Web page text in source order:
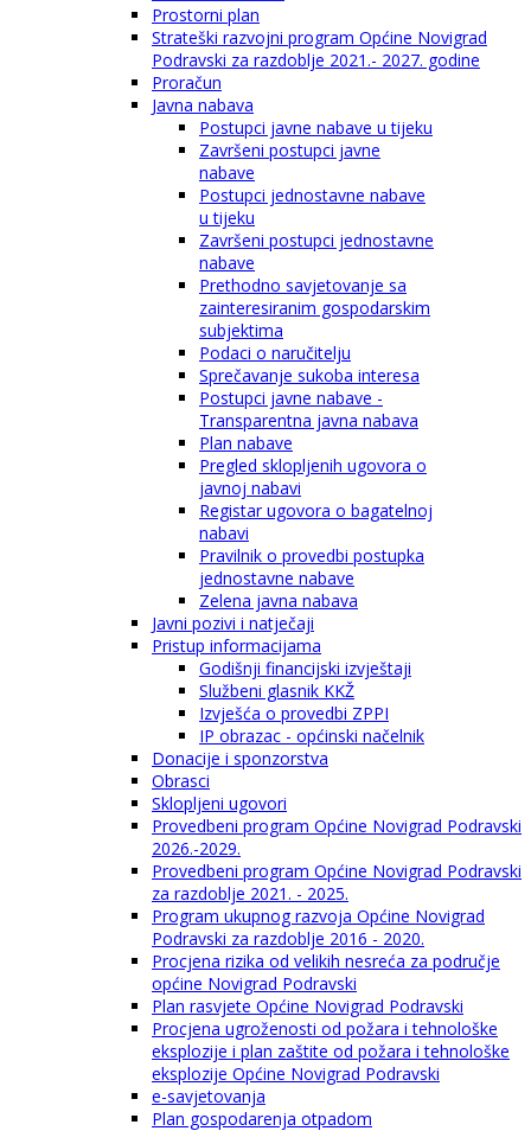
Prostorni plan
Strateški razvojni program Općine Novigrad
Podravski za razdoblje 2021.- 2027. godine
Proračun
Javna nabava
Postupci javne nabave u tijeku
Završeni postupci javne
nabave
Postupci jednostavne nabave
u tijeku
Završeni postupci jednostavne
nabave
Prethodno savjetovanje sa
zainteresiranim gospodarskim
subjektima
Podaci o naručitelju
Sprečavanje sukoba interesa
Postupci javne nabave -
Transparentna javna nabava
Plan nabave
Pregled sklopljenih ugovora o
javnoj nabavi
Registar ugovora o bagatelnoj
nabavi
Pravilnik o provedbi postupka
jednostavne nabave
Zelena javna nabava
Javni pozivi i natječaji
Pristup informacijama
Godišnji financijski izvještaji
Službeni glasnik KKŽ
Izvješća o provedbi ZPPI
IP obrazac - općinski načelnik
Donacije i sponzorstva
Obrasci
Sklopljeni ugovori
Provedbeni program Općine Novigrad Podravski
2026.-2029.
Provedbeni program Općine Novigrad Podravski
za razdoblje 2021. - 2025.
Program ukupnog razvoja Općine Novigrad
Podravski za razdoblje 2016 - 2020.
Procjena rizika od velikih nesreća za područje
općine Novigrad Podravski
Plan rasvjete Općine Novigrad Podravski
Procjena ugroženosti od požara i tehnološke
eksplozije i plan zaštite od požara i tehnološke
eksplozije Općine Novigrad Podravski
e-savjetovanja
Plan gospodarenja otpadom